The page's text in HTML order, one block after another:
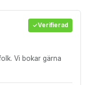
Verifierad
Vi bokar gärna